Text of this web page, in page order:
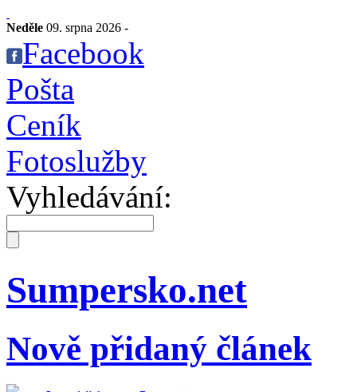
Neděle 09. srpna 2026 -
Facebook
Pošta
Ceník
Fotoslužby
Vyhledávání:
Sumpersko.net
Nově přidaný článek